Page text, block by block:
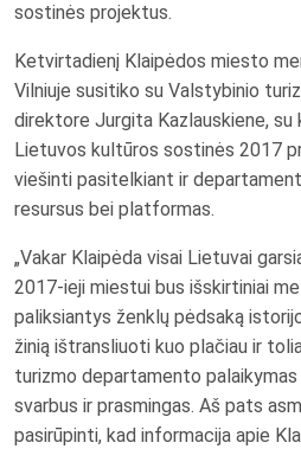
sostinės projektus.
Ketvirtadienį Klaipėdos miesto
Vilniuje susitiko su Valstybinio
direktore Jurgita Kazlauskiene, su
Lietuvos kultūros sostinės 2017
viešinti pasitelkiant ir
resursus bei platformas.
„Vakar Klaipėda visai Lietuvai
2017-ieji miestui bus išskirtiniai
paliksiantys ženklų pėdsaką
žinią ištransliuoti kuo plačiau ir
turizmo departamento palaikymas
svarbus ir prasmingas. Aš pats
pasirūpinti, kad informacija apie